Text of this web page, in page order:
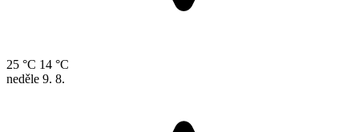
25 °C 14 °C
neděle 9. 8.